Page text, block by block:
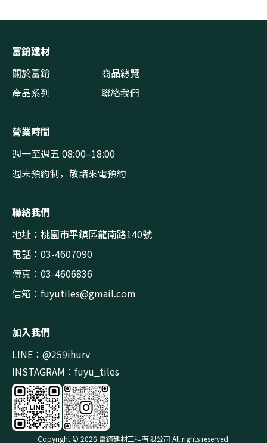
富錥建材
關於富錥
商品總覽
產品系列
聯絡我們
營業時間
週一至週五 08:00–18:00
週末預約制，敬請來電預約
聯絡我們
地址：桃園市平鎮區龍南路140號
電話：03-4607090
傳真：03-4606836
信箱： fuyutiles@gmail.com
加入我們
LINE：@259ihurv
INSTAGRAM：fuyu_tiles
Copyright © 2026 富錥建材工程有限公司 All rights reserved.